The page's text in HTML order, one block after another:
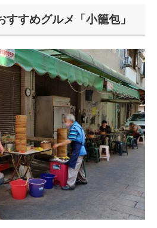
すすめグルメ「小籠包」